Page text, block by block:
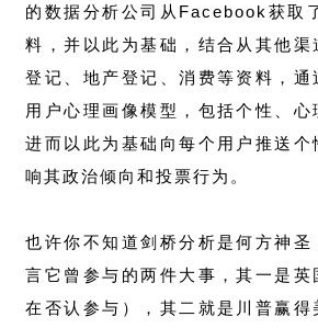
的数据分析公司从Facebook获取
料，并以此为基础，结合从其他渠
登记、地产登记、消费等资料，通
用户心理画像模型，包括个性、心
进而以此为基础向每个用户推送个
响其政治倾向和投票行为。
也许你不知道剑桥分析是何方神圣
言它曾参与的两件大事，其一是英
在否认参与），其二就是川普赢得